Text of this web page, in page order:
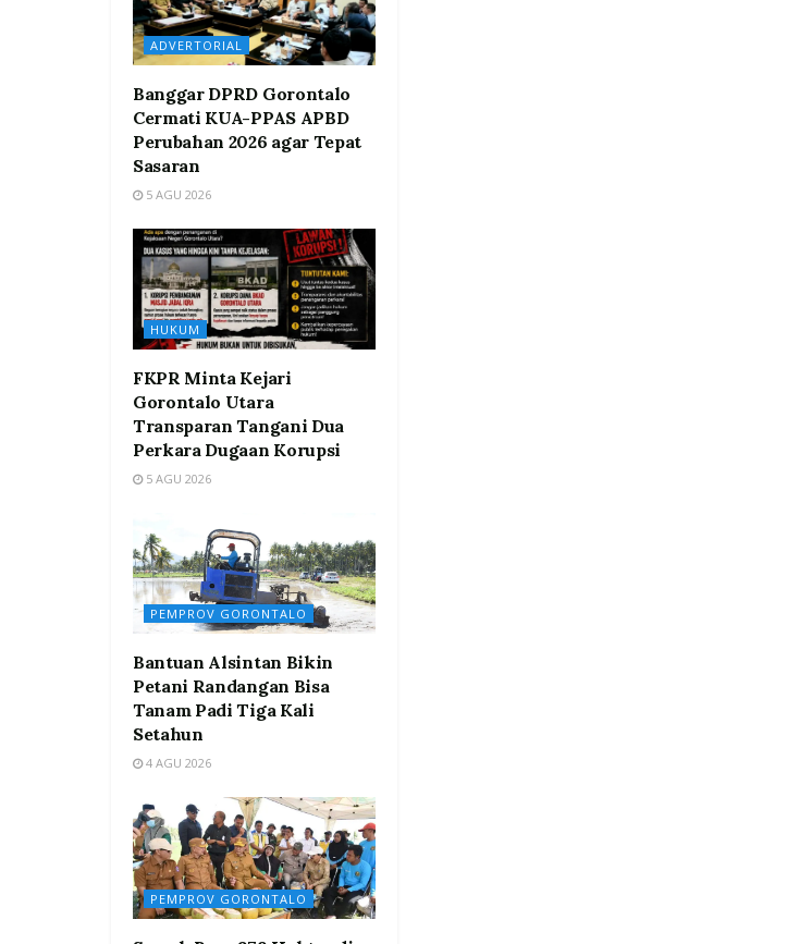
ADVERTORIAL
Banggar DPRD Gorontalo
Cermati KUA-PPAS APBD
Perubahan 2026 agar Tepat
Sasaran
5 AGU 2026
HUKUM
FKPR Minta Kejari
Gorontalo Utara
Transparan Tangani Dua
Perkara Dugaan Korupsi
5 AGU 2026
PEMPROV GORONTALO
Bantuan Alsintan Bikin
Petani Randangan Bisa
Tanam Padi Tiga Kali
Setahun
4 AGU 2026
PEMPROV GORONTALO